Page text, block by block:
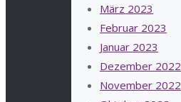
März 2023
Februar 2023
Januar 2023
Dezember 2022
November 2022